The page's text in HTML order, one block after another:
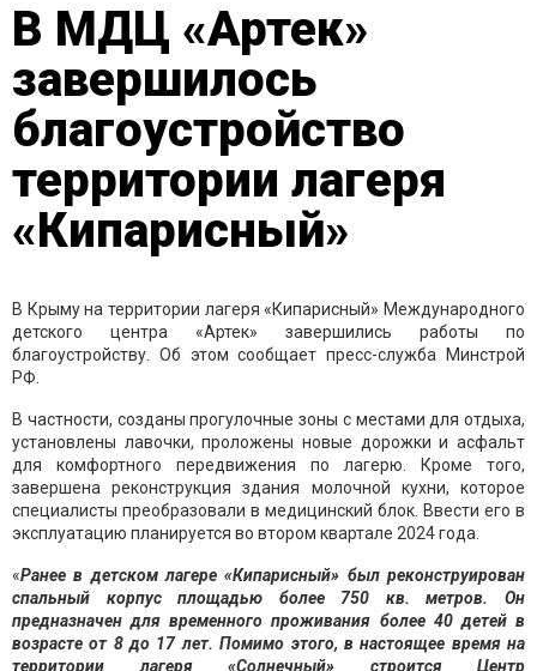
В МДЦ «Артек»
завершилось
благоустройство
территории лагеря
«Кипарисный»
В Крыму на территории лагеря «Кипарисный» Международного
детского центра «Артек» завершились работы по
благоустройству. Об этом сообщает пресс-служба Минстрой
РФ.
В частности, созданы прогулочные зоны с местами для отдыха,
установлены лавочки, проложены новые дорожки и асфальт
для комфортного передвижения по лагерю. Кроме того,
завершена реконструкция здания молочной кухни, которое
специалисты преобразовали в медицинский блок. Ввести его в
эксплуатацию планируется во втором квартале 2024 года.
«Ранее в детском лагере «Кипарисный» был реконструирован
спальный корпус площадью более 750 кв. метров. Он
предназначен для временного проживания более 40 детей в
возрасте от 8 до 17 лет. Помимо этого, в настоящее время на
территории лагеря «Солнечный» строится Центр